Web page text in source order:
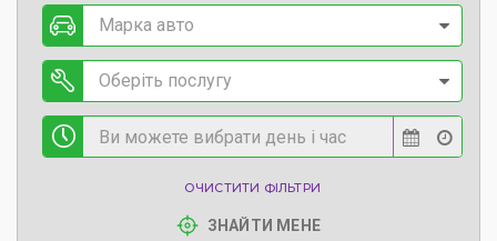
Марка авто
Оберіть послугу
ОЧИСТИТИ ФІЛЬТРИ
ЗНАЙТИ МЕНЕ